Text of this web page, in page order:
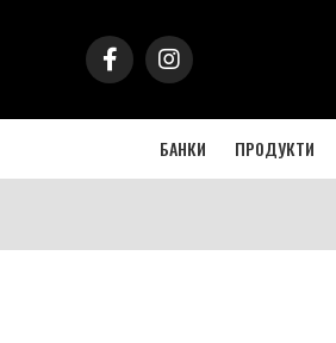
БАНКИ ПРОДУКТИ